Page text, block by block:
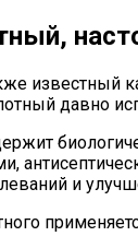
известный
давно
и